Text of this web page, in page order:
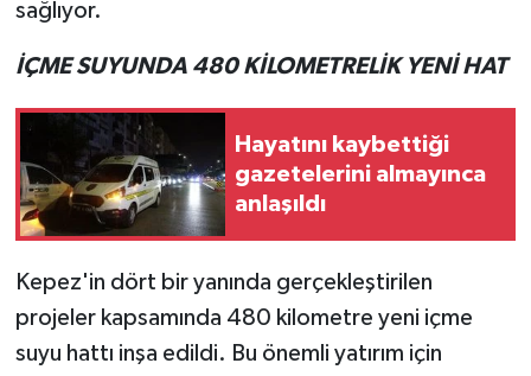
sağlıyor.
İÇME SUYUNDA 480 KİLOMETRELİK YENİ HAT
Hayatını kaybettiği
gazetelerini almayınca
anlaşıldı
Kepez'in dört bir yanında gerçekleştirilen
projeler kapsamında 480 kilometre yeni içme
suyu hattı inşa edildi. Bu önemli yatırım için